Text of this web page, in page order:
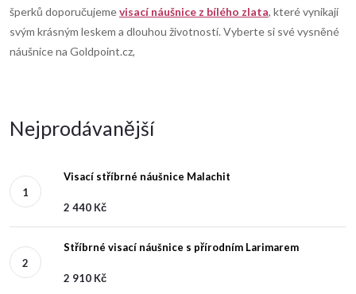
šperků doporučujemevisací náušnice z bílého zlata, které vynikají
svým krásným leskem a dlouhou životností. Vyberte si své vysněné
náušnice na Goldpoint.cz,
Nejprodávanější
Visací stříbrné náušnice Malachit
2 440 Kč
Stříbrné visací náušnice s přírodním Larimarem
2 910 Kč